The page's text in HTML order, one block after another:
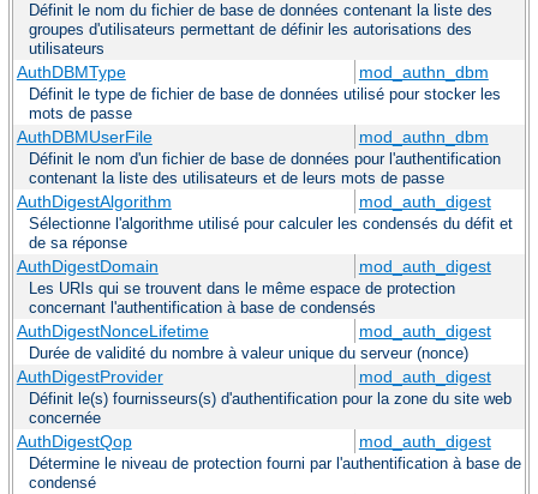
Définit le nom du fichier de base de données contenant la liste des
groupes d'utilisateurs permettant de définir les autorisations des
utilisateurs
AuthDBMType mod_authn_dbm
Définit le type de fichier de base de données utilisé pour stocker les
mots de passe
AuthDBMUserFile mod_authn_dbm
Définit le nom d'un fichier de base de données pour l'authentification
contenant la liste des utilisateurs et de leurs mots de passe
AuthDigestAlgorithm mod_auth_digest
Sélectionne l'algorithme utilisé pour calculer les condensés du défit et
de sa réponse
AuthDigestDomain mod_auth_digest
Les URIs qui se trouvent dans le même espace de protection
concernant l'authentification à base de condensés
AuthDigestNonceLifetime mod_auth_digest
Durée de validité du nombre à valeur unique du serveur (nonce)
AuthDigestProvider mod_auth_digest
Définit le(s) fournisseurs(s) d'authentification pour la zone du site web
concernée
AuthDigestQop mod_auth_digest
Détermine le niveau de protection fourni par l'authentification à base de
condensé